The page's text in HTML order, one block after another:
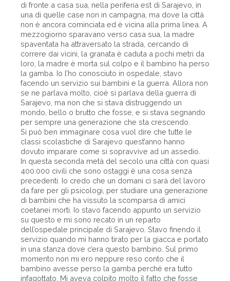
di fronte a casa sua, nella periferia est di Sarajevo, in
una di quelle case non in campagna, ma dove la città
non è ancora cominciata ed è vicina alla prima linea. A
mezzogiorno sparavano verso casa sua, la madre
spaventata ha attraversato la strada, cercando di
correre dai vicini, la granata è caduta a pochi metri da
loro, la madre è morta sul colpo e il bambino ha perso
la gamba. Io l’ho conosciuto in ospedale, stavo
facendo un servizio sui bambini e la guerra. Allora non
se ne parlava molto, cioè si parlava della guerra di
Sarajevo, ma non che si stava distruggendo un
mondo, bello o brutto che fosse, e si stava segnando
per sempre una generazione che sta crescendo.
Si può ben immaginare cosa vuol dire che tutte le
classi scolastiche di Sarajevo quest’anno hanno
dovuto imparare come si sopravvive ad un assedio.
In questa seconda metà del secolo una città con quasi
400.000 civili che sono ostaggi è una cosa senza
precedenti. Io credo che un domani ci sarà del lavoro
da fare per gli psicologi, per studiare una generazione
di bambini che ha vissuto la scomparsa di amici
coetanei morti. Io stavo facendo appunto un servizio
su questo e mi sono recato in un reparto
dell’ospedale principale di Sarajevo. Stavo finendo il
servizio quando mi hanno tirato per la giacca e portato
in una stanza dove c’era questo bambino. Sul primo
momento non mi ero neppure reso conto che il
bambino avesse perso la gamba perché era tutto
infagottato. Mi aveva colpito molto il fatto che fosse